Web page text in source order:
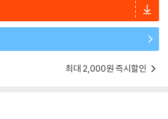
최대 2,000원 즉시할인